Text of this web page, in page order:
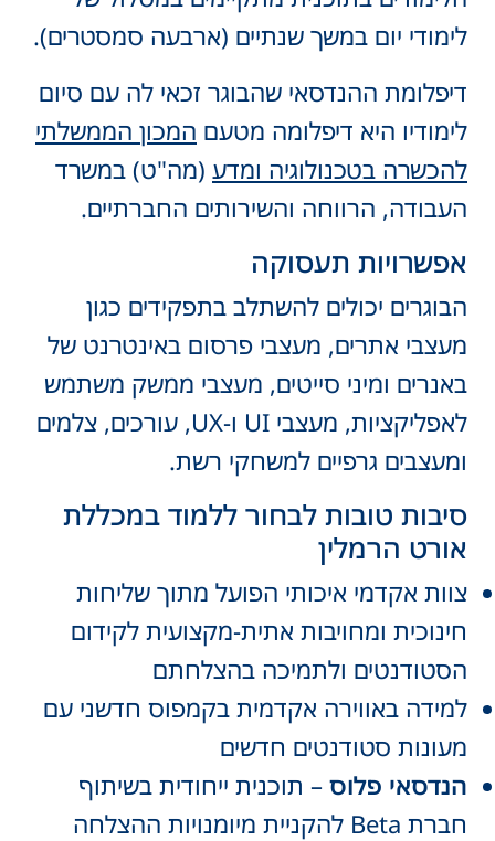
לימודי יום במשך שנתיים (ארבעה סמסטרים).
דיפלומת ההנדסאי שהבוגר זכאי לה עם סיום
לימודיו היא דיפלומה מטעם המכון הממשלתי
להכשרה בטכנולוגיה ומדע (מה"ט) במשרד
העבודה, הרווחה והשירותים החברתיים.
אפשרויות תעסוקה
הבוגרים יכולים להשתלב בתפקידים כגון
מעצבי אתרים, מעצבי פרסום באינטרנט של
באנרים ומיני סייטים, מעצבי ממשק משתמש
לאפליקציות, מעצבי UI ו-UX, עורכים, צלמים
ומעצבים גרפיים למשחקי רשת.
סיבות טובות לבחור ללמוד במכללת
אורט הרמלין
צוות אקדמי איכותי הפועל מתוך שליחות
חינוכית ומחויבות אתית-מקצועית לקידום
הסטודנטים ולתמיכה בהצלחתם
למידה באווירה אקדמית בקמפוס חדשני עם
מעונות סטודנטים חדשים
הנדסאי פלוס – תוכנית ייחודית בשיתוף
חברת Beta להקניית מיומנויות ההצלחה